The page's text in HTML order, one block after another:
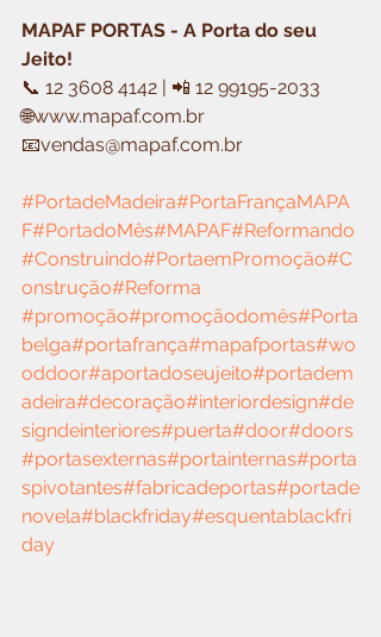
MAPAF PORTAS - A Porta do seu
Jeito!
📞 12 3608 4142 | 📲 12 99195-2033
🌐www.mapaf.com.br
📧vendas@mapaf.com.br
#PortadeMadeira#PortaFrançaMAPA
F#PortadoMês#MAPAF#Reformando
#Construindo#PortaemPromoção#C
onstrução#Reforma
#promoção#promoçãodomês#Porta
belga#portafrança#mapafportas#wo
oddoor#aportadoseujeito#portadem
adeira#decoração#interiordesign#de
signdeinteriores#puerta#door#doors
#portasexternas#portainternas#porta
spivotantes#fabricadeportas#portade
novela#blackfriday#esquentablackfri
day